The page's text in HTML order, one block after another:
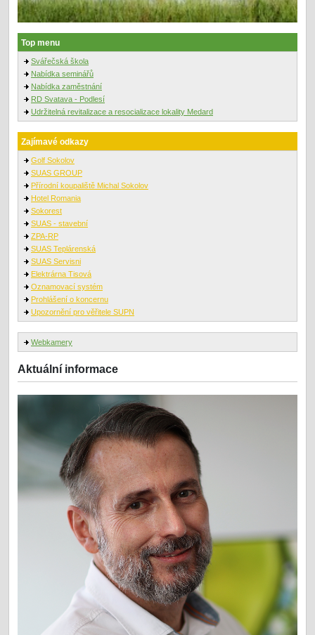
Top menu
Svářečská škola
Nabídka seminářů
Nabídka zaměstnání
RD Svatava - Podlesí
Udržitelná revitalizace a resocializace lokality Medard
Zajímavé odkazy
Golf Sokolov
SUAS GROUP
Přírodní koupaliště Michal Sokolov
Hotel Romania
Sokorest
SUAS - stavební
ZPA-RP
SUAS Teplárenská
SUAS Servisni
Elektrárna Tisová
Oznamovací systém
Prohlášení o koncernu
Upozornění pro věřitele SUPN
Webkamery
Aktuální informace